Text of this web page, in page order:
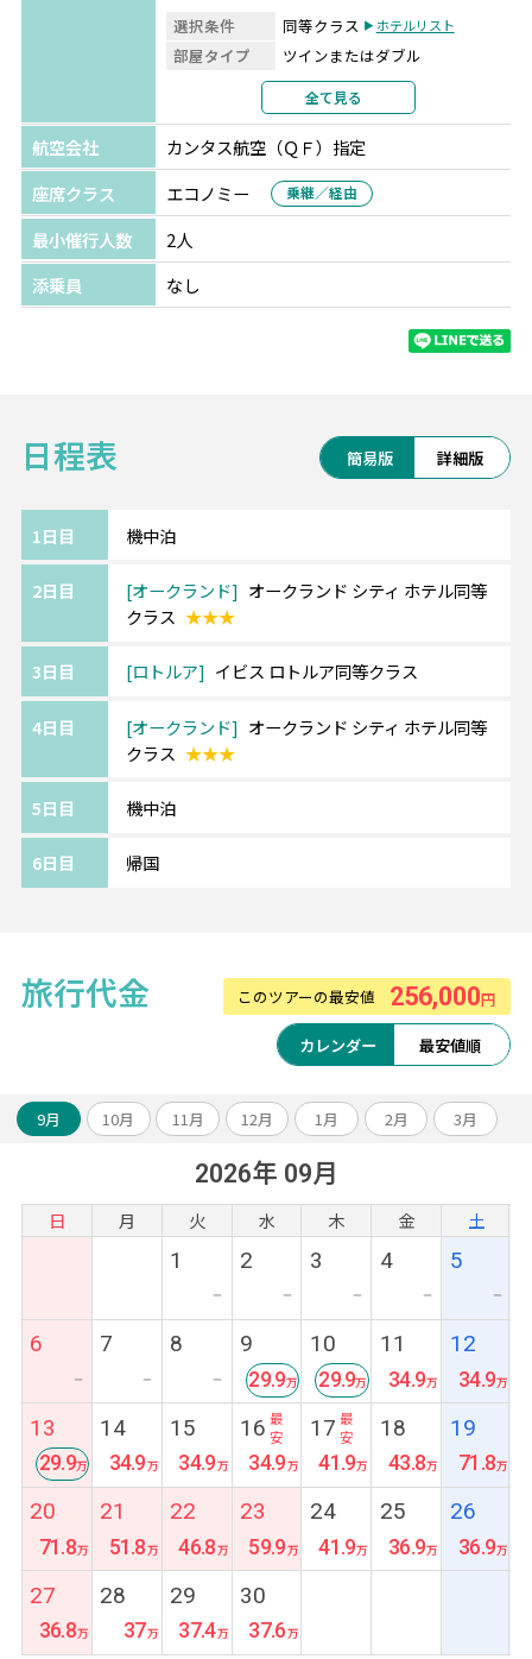
豊かなマオリ文化の息づく、温泉でも知られる湖畔の町ロ
地熱地帯特有の迫力ある間欠泉や、美しい自然の中でのア
クティビティ、癒しのスパ、マオリの歴史や芸術など、見
どころいっぱいです。
オークランドからロトルアに向かう道中、ワイトモ鍾乳洞
やホビット村の映画セットツアーにご案内。観光をしなが
らの移動となります。車内ではピクニックランチをご用
意。北島の人気2都市巡りをお楽しみいただけます
選択条件 同等クラス ホテルリスト
部屋タイプ
ツインまたはダブル
2名1室利用
部屋カテゴリ
指定なし
ロトルア イビス ロトルア
選択条件 同等クラス
部屋タイプ
ツインまたはダブル
利用形態
部屋カテゴリ
2名1室利用
指定なし
全て見る
航空会社
カンタス航空（ＱＦ）指定
座席クラス
エコノミー 乗継／経由
最小催行人数
2人
添乗員
なし
日程表 簡易版 詳細版
1日目 機中泊
2日目 オークランド
オークランド シティ ホテル同等
クラス ★★★
3日目 ロトルア イビス ロトルア同等クラス
4日目 オークランド
オークランド シティ ホテル同等
クラス ★★★
5日目 機中泊
6日目 帰国
旅行代金 このツアーの最安値 256,000円
カレンダー 最安値順
9月 10月 11月 12月 1月 2月 3月
2026年 09月
日 月 火 水 木 金 土
1
ー
2
ー
3
ー
4
ー
5
ー
6
ー
7
ー
8
ー
9
最
安
29.9
10
最
安
29.9
11
34.9
12
34.9
13
29.9
14
34.9
15
34.9
16
34.9
17
41.9
18
43.8
19
71.8
20
71.8
21
51.8
22
46.8
23
59.9
24
41.9
25
36.9
26
36.9
27
36.8
28
37
29
37.4
30
37.6